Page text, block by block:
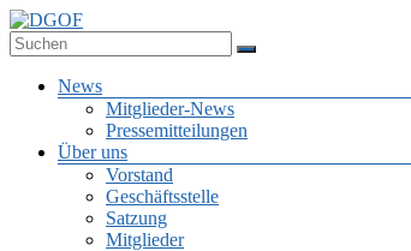
Zum
Inhalt
springen
Deutsche Gesellschaft für Online-Forschung e.V.
Menü
News
Mitglieder-News
Pressemitteilungen
Über uns
Vorstand
Geschäftsstelle
Satzung
Mitglieder